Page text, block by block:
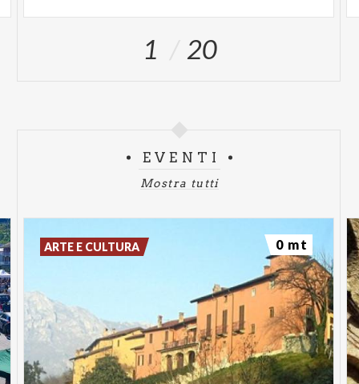
1 20
EVENTI
Mostra tutti
ARTE E CULTURA 0 mt